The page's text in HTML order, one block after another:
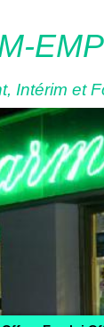
Intérim et